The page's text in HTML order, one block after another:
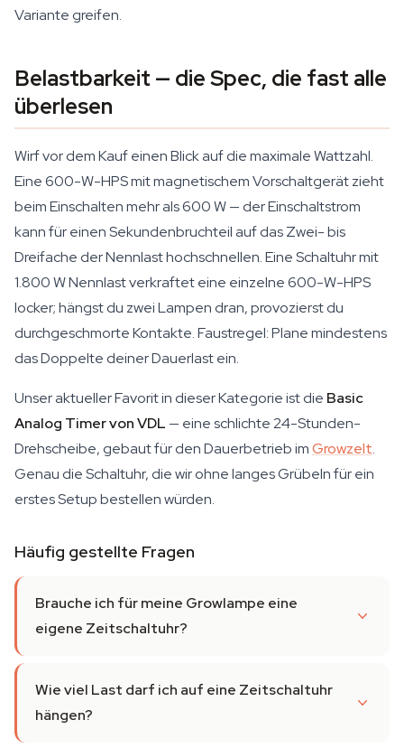
Variante greifen.
Belastbarkeit — die Spec, die fast alle
überlesen
Wirf vor dem Kauf einen Blick auf die maximale Wattzahl.
Eine 600-W-HPS mit magnetischem Vorschaltgerät zieht
beim Einschalten mehr als 600 W — der Einschaltstrom
kann für einen Sekundenbruchteil auf das Zwei- bis
Dreifache der Nennlast hochschnellen. Eine Schaltuhr mit
1.800 W Nennlast verkraftet eine einzelne 600-W-HPS
locker; hängst du zwei Lampen dran, provozierst du
durchgeschmorte Kontakte. Faustregel: Plane mindestens
das Doppelte deiner Dauerlast ein.
Unser aktueller Favorit in dieser Kategorie ist die Basic
Analog Timer von VDL — eine schlichte 24-Stunden-
Drehscheibe, gebaut für den Dauerbetrieb imGrowzelt.
Genau die Schaltuhr, die wir ohne langes Grübeln für ein
erstes Setup bestellen würden.
Häufig gestellte Fragen
Brauche ich für meine Growlampe eine
eigene Zeitschaltuhr?
Wie viel Last darf ich auf eine Zeitschaltuhr
hängen?